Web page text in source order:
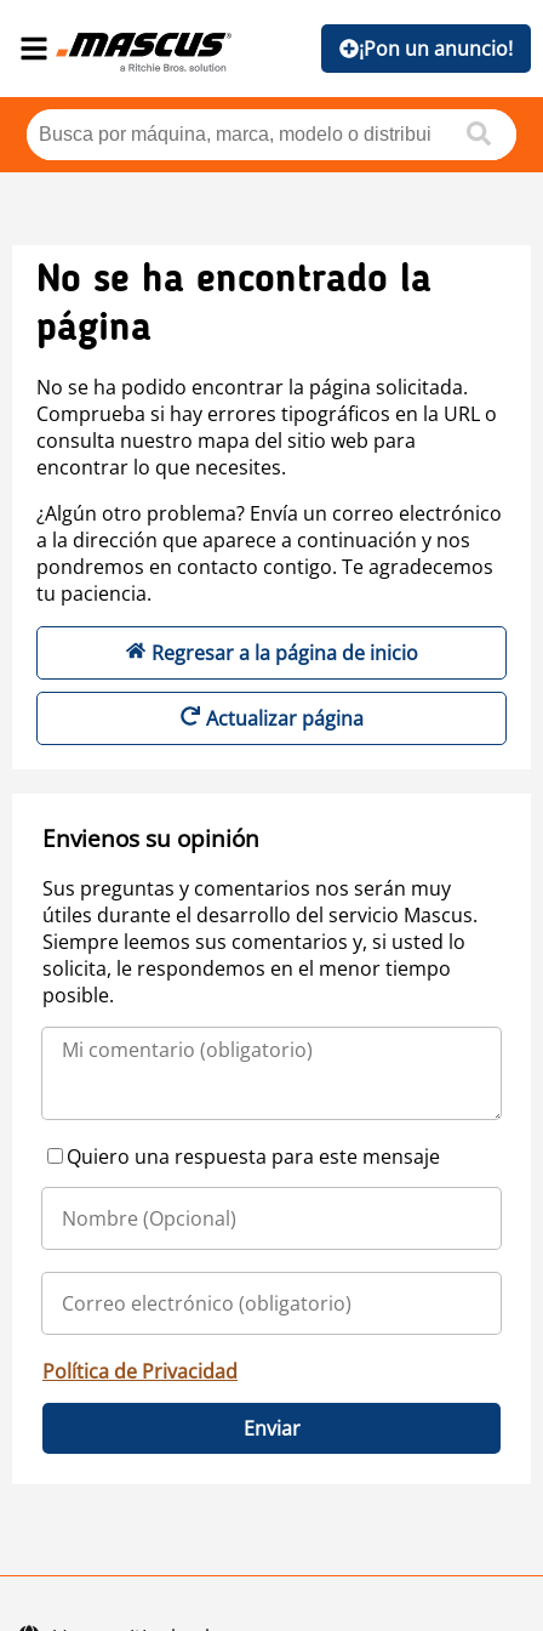
¡Pon un anuncio!
No se ha encontrado la
página
No se ha podido encontrar la página solicitada.
Comprueba si hay errores tipográficos en la URL o
consulta nuestro mapa del sitio web para
encontrar lo que necesites.
¿Algún otro problema? Envía un correo electrónico
a la dirección que aparece a continuación y nos
pondremos en contacto contigo. Te agradecemos
tu paciencia.
Regresar a la página de inicio
Actualizar página
Envienos su opinión
Sus preguntas y comentarios nos serán muy
útiles durante el desarrollo del servicio Mascus.
Siempre leemos sus comentarios y, si usted lo
solicita, le respondemos en el menor tiempo
posible.
Quiero una respuesta para este mensaje
Política de Privacidad
Enviar